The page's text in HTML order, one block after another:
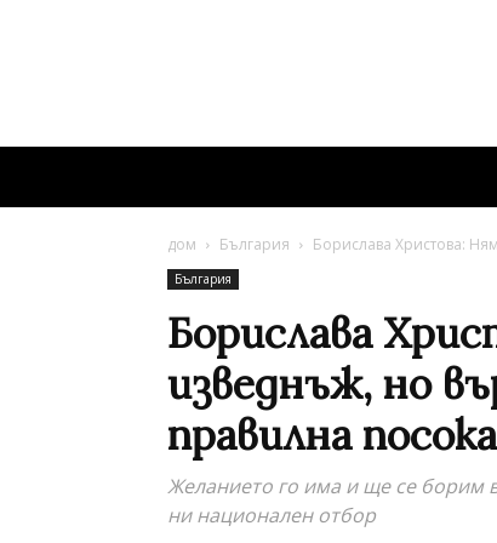
дом България Борислава Христова:
България
Борислава
изведнъж, но
правилна посока
Желанието го има и ще се борим
ни национален отбор